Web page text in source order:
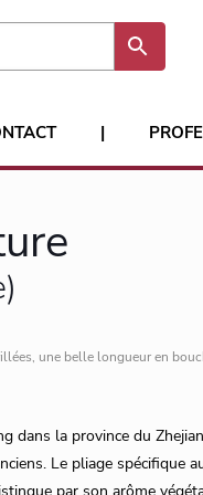
|
une belle longueur en
dans la province du
Le pliage spécifique